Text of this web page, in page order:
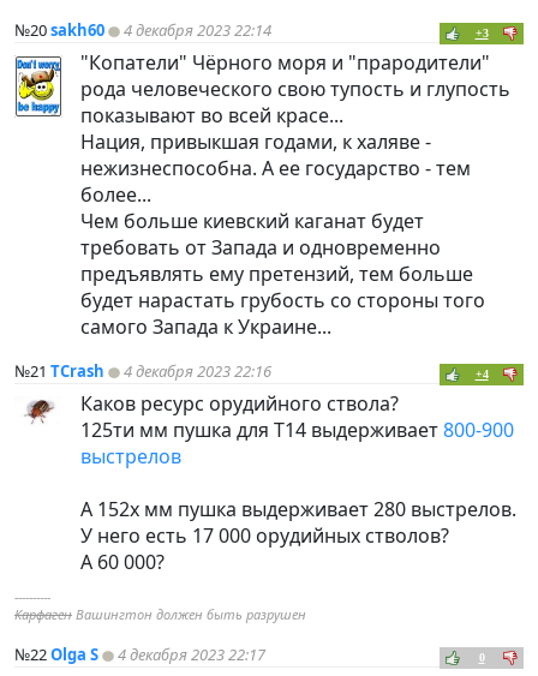
№20sakh60 4 декабря 2023 22:14 +3
"Копатели" Чёрного моря и "прародители"
рода человеческого свою тупость и глупость
показывают во всей красе...
Нация, привыкшая годами, к халяве -
нежизнеспособна. А ее государство - тем
более...
Чем больше киевский каганат будет
требовать от Запада и одновременно
предъявлять ему претензий, тем больше
будет нарастать грубость со стороны того
самого Запада к Украине...
№21 TCrash 4 декабря 2023 22:16 +4
Каков ресурс орудийного ствола?
125ти мм пушка для Т14 выдерживает800-900
выстрелов
А 152х мм пушка выдерживает 280 выстрелов.
У него есть 17 000 орудийных стволов?
А 60 000?
----------
Карфаген Вашингтон должен быть разрушен
№22Olga S 4 декабря 2023 22:17 0